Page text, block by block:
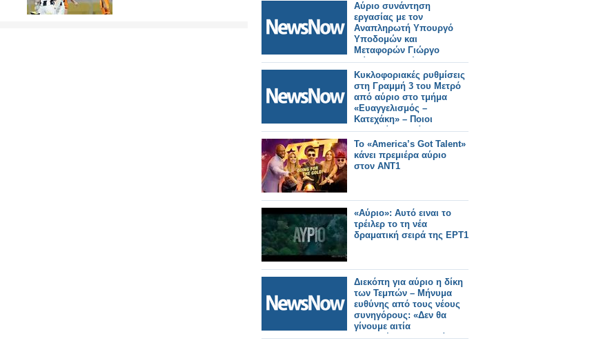
Αύριο συνάντηση
εργασίας με τον
Αναπληρωτή Υπουργό
Υποδομών και
Μεταφορών Γιώργο
Κώτσηρα θα έχει ο
Κωνσταντίνος
Γκιουλέκας.
Κυκλοφοριακές ρυθμίσεις
στη Γραμμή 3 του Μετρό
από αύριο στο τμήμα
«Ευαγγελισμός –
Κατεχάκη» – Ποιοι
σταθμοί θα κλείνουν στις
21:40.
Το «America’s Got Talent»
κάνει πρεμιέρα αύριο
στον ΑΝΤ1
«Αύριο»: Αυτό ειναι το
τρέιλερ το τη νέα
δραματική σειρά της ΕΡΤ1
Διεκόπη για αύριο η δίκη
των Τεμπών – Μήνυμα
ευθύνης από τους νέους
συνηγόρους: «Δεν θα
γίνουμε αιτία
καθυστέρησης της δίκης»